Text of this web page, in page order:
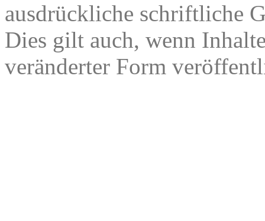
ausdrückliche schriftliche
Dies gilt auch, wenn
veränderter Form